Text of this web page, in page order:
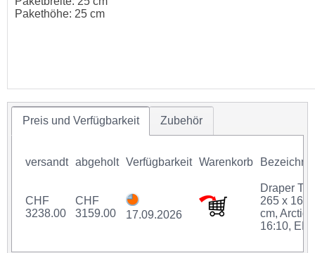
Pakethöhe: 25 cm
Preis und Verfügbarkeit Zubehör
versandt abgeholt Verfügbarkeit Warenkorb
CHF
3238.00
CHF
3159.00
17.09.2026
Draper
265 x
cm, Arctiq,
16:10, ER